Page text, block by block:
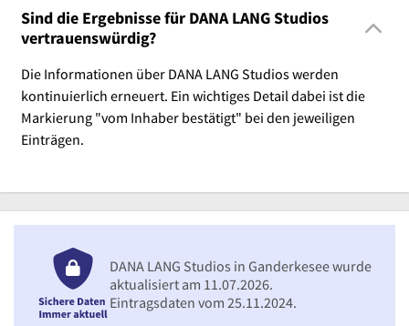
Sind die Ergebnisse für DANA LANG Studios
vertrauenswürdig?
Die Informationen über DANA LANG Studios werden
kontinuierlich erneuert. Ein wichtiges Detail dabei ist die
Markierung "vom Inhaber bestätigt" bei den jeweiligen
Einträgen.
DANA LANG Studios in Ganderkesee wurde
aktualisiert am 11.07.2026.
Eintragsdaten vom 25.11.2024.